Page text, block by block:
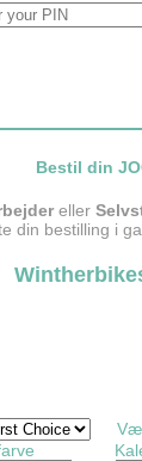
Bestil din
eller
din bestilling i